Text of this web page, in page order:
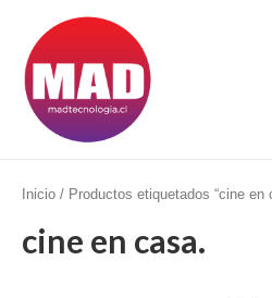
contenido
s
c
p
r
Inicio / Productos etiquetados “cine en
cine en casa.